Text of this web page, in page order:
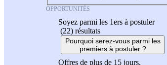
OPPORTUNITÉS
Soyez parmi les 1ers à postuler
(22) résultats
Pourquoi serez-vous parmi les
premiers à postuler ?
Offres de plus de 15 jours,